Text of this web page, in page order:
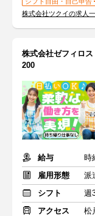
株式会社ツクイの求人
株式会社ゼフィロ
200
給与
時
雇用形態
派
シフト
週
アクセス
松